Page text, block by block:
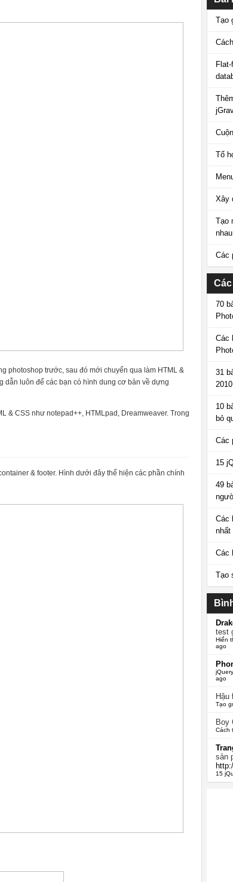
photoshop trước, sau đó mới chuyển qua làm HTML &
luôn để các bạn có hình dung cơ bản về dựng
& CSS như notepad++, HTMLpad, Dreamweaver. Trong
& footer. Hình dưới đây thể hiện các phần chính
Tạo
Tổ
Xây
Tạo
Các
70
Các
31
2010
10
bỏ
Các
15
49
Các
nhất
Các
Tạo
test
Hiển
ago
ago
Hậu
Tạo
Boy
Cách
sản
15